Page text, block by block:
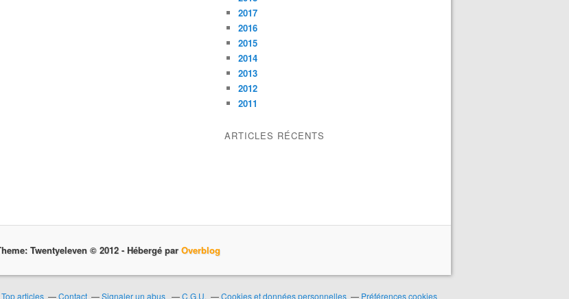
2017
2016
2015
2014
2013
2012
2011
ARTICLES RÉCENTS
Theme: Twentyeleven © 2012 - Hébergé par Overblog
Top articles Contact Signaler un abus C.G.U. Cookies et données personnelles Préférences cookies